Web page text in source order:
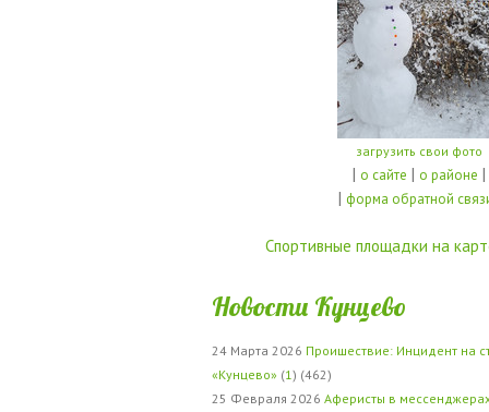
загрузить свои фото
| о сайте | о районе |
| форма обратной
Спортивные площадки на
Новости Кунцево
24 Марта 2026 Проишествие: Инцидент на
«Кунцево» (1 ) (462)
25 Февраля 2026 Аферисты в